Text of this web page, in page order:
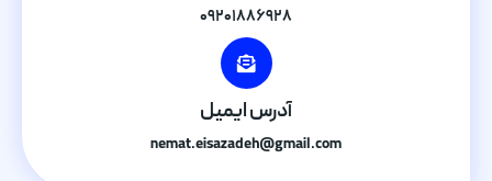
۰۹۲۰۱۸۸۶۹۲۸
آدرس ایمیل
nemat.eisazadeh@gmail.com